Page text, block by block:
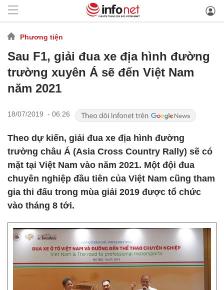
Phương tiện
Sau F1, giải đua xe địa hình đường
trường xuyên Á sẽ đến Việt Nam
năm 2021
18/07/2019 - 06:26
Theo dự kiến, giải đua xe địa hình đường
trường châu Á (Asia Cross Country Rally) sẽ có
mặt tại Việt Nam vào năm 2021. Một đội đua
chuyên nghiệp đầu tiên của Việt Nam cũng tham
gia thi đấu trong mùa giải 2019 được tổ chức
vào tháng 8 tới.